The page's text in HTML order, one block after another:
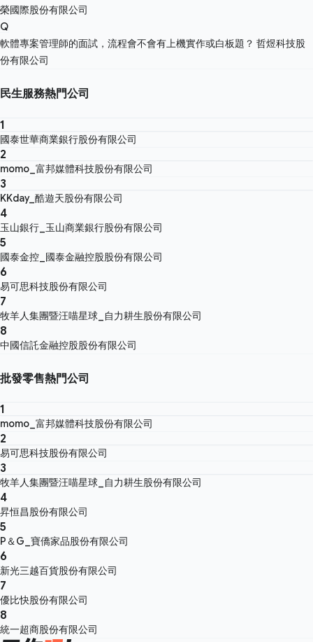
榮國際股份有限公司
Q
軟體專案管理師的面試，流程會不會有上機實作或白板題？ 哲煜科技股
份有限公司
民生服務熱門公司
1
國泰世華商業銀行股份有限公司
2
momo_富邦媒體科技股份有限公司
3
KKday_酷遊天股份有限公司
4
玉山銀行_玉山商業銀行股份有限公司
5
國泰金控_國泰金融控股股份有限公司
6
易可思科技股份有限公司
7
牧羊人集團暨汪喵星球_自力耕生股份有限公司
8
中國信託金融控股股份有限公司
批發零售熱門公司
1
momo_富邦媒體科技股份有限公司
2
易可思科技股份有限公司
3
牧羊人集團暨汪喵星球_自力耕生股份有限公司
4
昇恒昌股份有限公司
5
P＆G_寶僑家品股份有限公司
6
新光三越百貨股份有限公司
7
優比快股份有限公司
8
統一超商股份有限公司